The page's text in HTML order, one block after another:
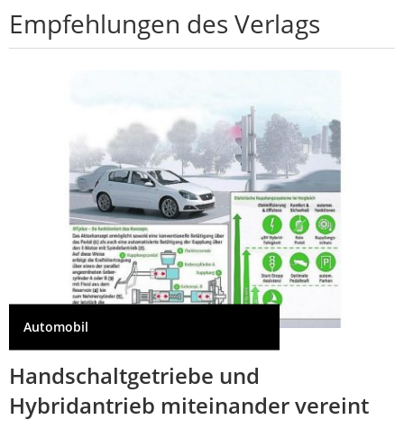
Empfehlungen des Verlags
Automobil
Handschaltgetriebe und
Hybridantrieb miteinander vereint